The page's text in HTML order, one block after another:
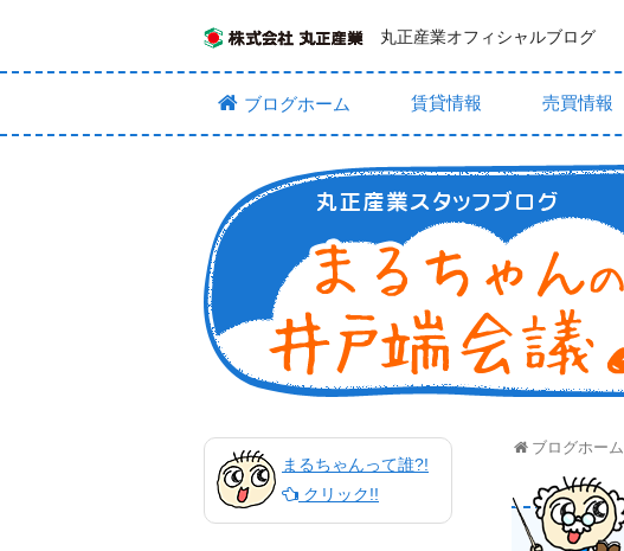
丸正産業オフィシャルブログ
ブログホーム 賃貸情報 売買情報
ブログホーム
まるちゃんって誰?!
クリック!!